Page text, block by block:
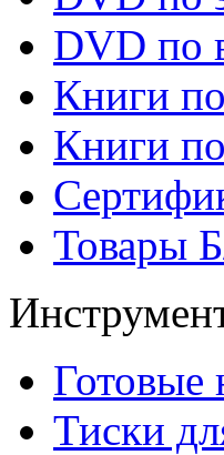
DVD по
Книги
Книги
Товары
Готовые
Тиски